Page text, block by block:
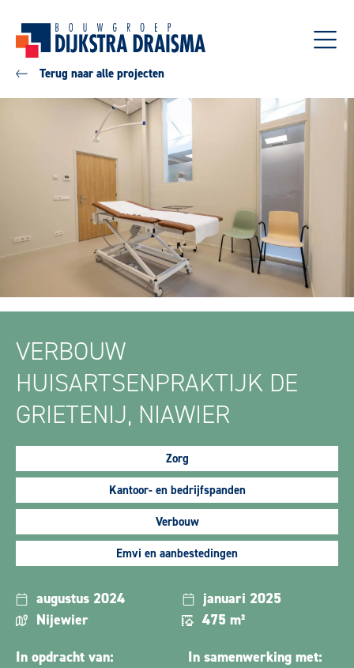
Terug naar alle projecten
VERBOUW
HUISARTSENPRAKTIJK DE
GRIETENIJ, NIAWIER
Zorg
Kantoor- en bedrijfspanden
Verbouw
Emvi en aanbestedingen
augustus 2024
januari 2025
Nijewier
475 m²
In opdracht van:
In samenwerking met: